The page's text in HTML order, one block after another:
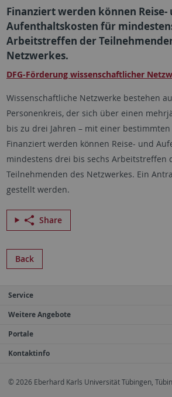
Finanziert werden können Reise-
Aufenthaltskosten für
Arbeitstreffen der
Netzwerkes.
DFG-Förderung wissenschaftlicher
Wissenschaftliche Netzwerke bestehen
Personenkreis, der sich über einen
bis zu drei Jahren – mit einer
Finanziert werden können Reise- und
mindestens drei bis sechs Arbeitstreffen
Teilnehmenden des Netzwerkes. Ein
gestellt werden.
Share
Back
Service
Weitere Angebote
Portale
Kontaktinfo
© 2026 Eberhard Karls Universität Tübingen,